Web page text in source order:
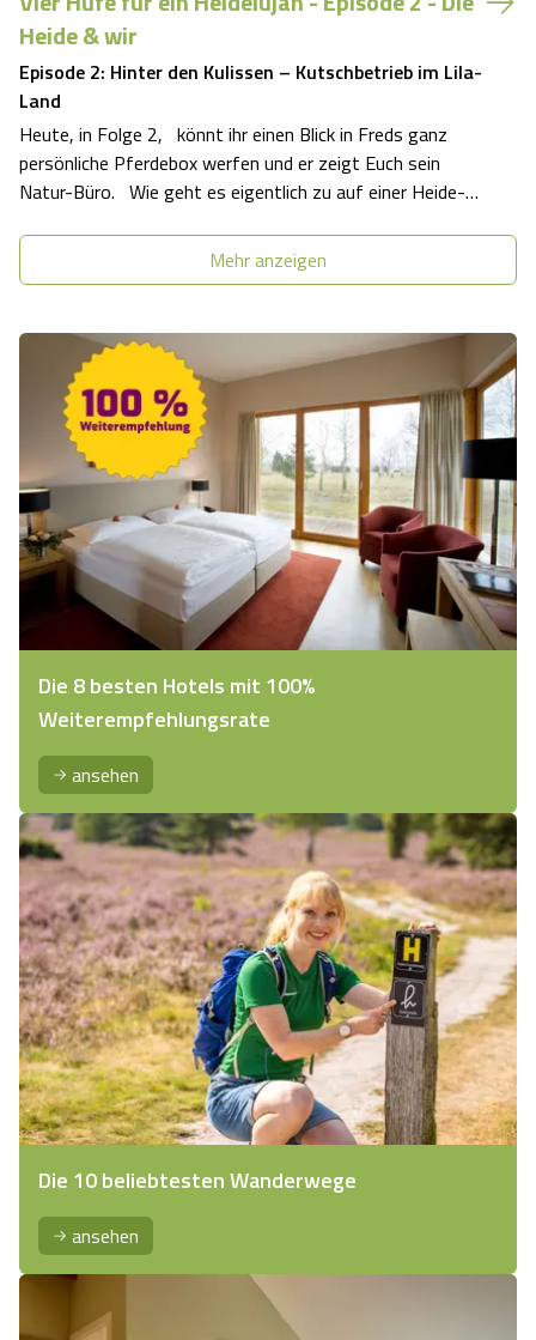
Heide & wir
Episode 2: Hinter den Kulissen – Kutschbetrieb im Lila-
Land
Heute, in Folge 2, könnt ihr einen Blick in Freds ganz
persönliche Pferdebox werfen und er zeigt Euch sein
Natur-Büro. Wie geht es eigentlich zu auf einer Heide-
Vierbeiner bei einem Kutschbetrieb und wo wohnt denn
so ein waschechtes Hei…
Mehr anzeigen
Die 8 besten Hotels mit 100%
Weiterempfehlungsrate
ansehen
Die 10 beliebtesten Wanderwege
ansehen